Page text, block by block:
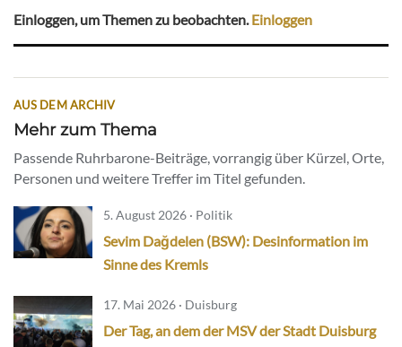
Einloggen, um Themen zu beobachten.Einloggen
AUS DEM ARCHIV
Mehr zum Thema
Passende Ruhrbarone-Beiträge, vorrangig über Kürzel, Orte,
Personen und weitere Treffer im Titel gefunden.
5. August 2026 · Politik
Sevim Dağdelen (BSW): Desinformation im
Sinne des Kremls
17. Mai 2026 · Duisburg
Der Tag, an dem der MSV der Stadt Duisburg